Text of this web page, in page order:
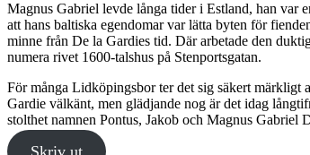
Magnus Gabriel levde långa tider i Estland, han var
att hans baltiska egendomar var lätta byten för
minne från De la Gardies tid. Där arbetade den
numera rivet 1600-talshus på Stenportsgatan.
För många Lidköpingsbor ter det sig säkert
Gardie välkänt, men glädjande nog är det idag
stolthet namnen Pontus, Jakob och Magnus